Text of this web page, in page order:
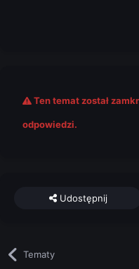
Ten temat został
odpowiedzi.
Udostępnij
Tematy